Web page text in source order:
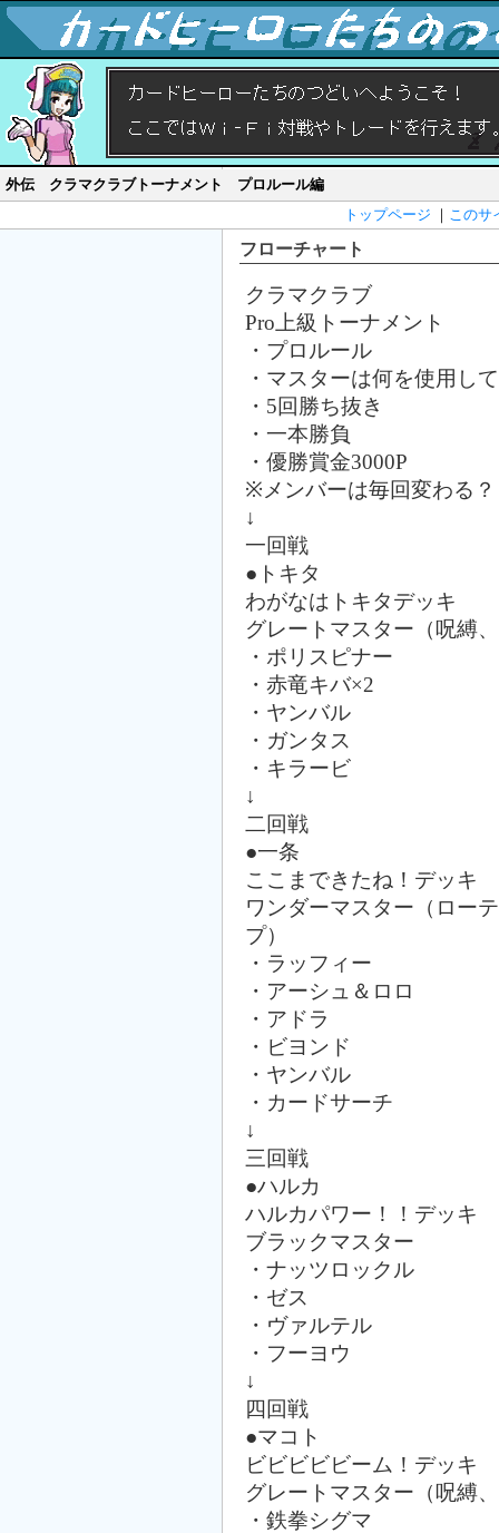
外伝 クラマクラブトーナメント プロルール編
トップページ
｜ このサ
フローチャート
クラマクラブ
Pro上級トーナメント
・プロルール
・マスターは何を使用し
・5回勝ち抜き
・一本勝負
・優勝賞金3000P
※メンバーは毎回変わる？
↓
一回戦
●トキタ
わがなはトキタデッキ
グレートマスター（呪縛
・ポリスピナー
・赤竜キバ×2
・ヤンバル
・ガンタス
・キラービ
↓
二回戦
●一条
ここまできたね！デッキ
ワンダーマスター（ロー
プ）
・ラッフィー
・アーシュ＆ロロ
・アドラ
・ビヨンド
・ヤンバル
・カードサーチ
↓
三回戦
●ハルカ
ハルカパワー！！デッキ
ブラックマスター
・ナッツロックル
・ゼス
・ヴァルテル
・フーヨウ
↓
四回戦
●マコト
ビビビビビーム！デッキ
グレートマスター（呪縛
・鉄拳シグマ